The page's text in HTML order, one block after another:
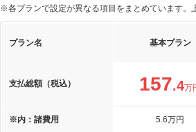
※各プランで設定が異なる項目をまとめています。
プラン名 基本プラン
支払総額（税込） 157.4万
※内：諸費用 5.6万円